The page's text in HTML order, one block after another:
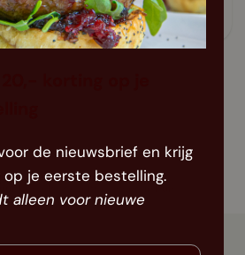
78,39
uur besteld, dezelfde avond in huis
de nieuwsbrief en krijg
je eerste bestelling.
alleen voor nieuwe